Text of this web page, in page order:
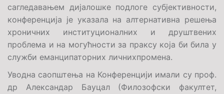
сагледавањем дијалошке подлоге субјективности,
конференција је указала на алтернативна решења
хроничних институционалних и друштвених
проблема и на могућности за праксу која би била у
служби еманципаторних личнихпромена.
Уводна саопштења на Конференцији имали су проф.
др Александар Бауцал (Филозофски факултет,